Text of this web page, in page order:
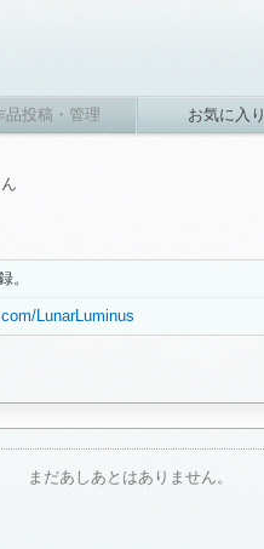
品投稿・管理 お気に入り
。
LunarLuminus
まだあしあとはありません。